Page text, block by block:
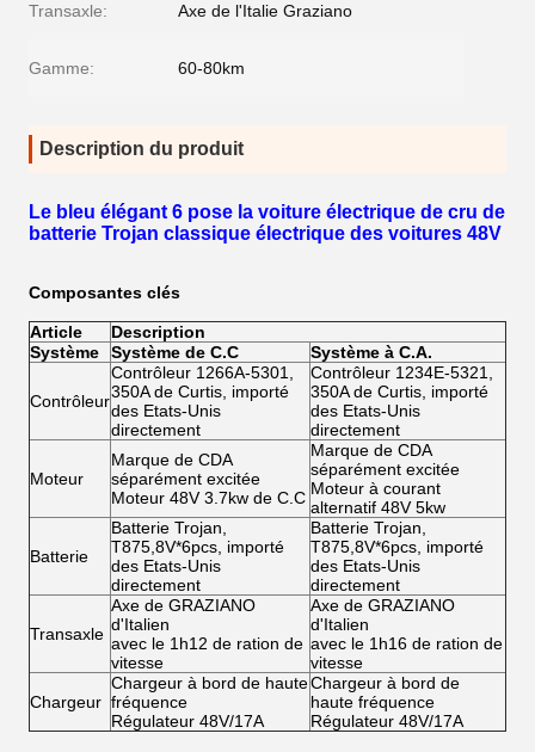
Transaxle: Axe de l'Italie Graziano
Gamme: 60-80km
Description du produit
Le bleu élégant 6 pose la voiture électrique de cru de
batterie Trojan classique électrique des voitures 48V
Composantes clés
Article
Description
Système
Système de C.C Système à C.A.
Contrôleur
Contrôleur 1266A-5301,
350A de Curtis, importé
des Etats-Unis
directement
Contrôleur 1234E-5321,
350A de Curtis, importé
des Etats-Unis
directement
Moteur
Marque de CDA
séparément excitée
Moteur 48V 3.7kw de C.C
Marque de CDA
séparément excitée
Moteur à courant
alternatif 48V 5kw
Batterie
Batterie Trojan,
T875,8V*6pcs, importé
des Etats-Unis
directement
Batterie Trojan,
T875,8V*6pcs, importé
des Etats-Unis
directement
Transaxle
Axe de GRAZIANO
d'Italien
avec le 1h12 de ration de
vitesse
Axe de GRAZIANO
d'Italien
avec le 1h16 de ration de
vitesse
Chargeur
Chargeur à bord de haute
fréquence
Régulateur 48V/17A
Chargeur à bord de
haute fréquence
Régulateur 48V/17A